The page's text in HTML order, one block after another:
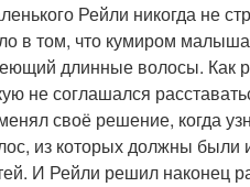
Рейли никогда не
в том, что кумиром
длинные волосы. Как
не соглашался
своё решение, когда
из которых должны были
И Рейли решил наконец